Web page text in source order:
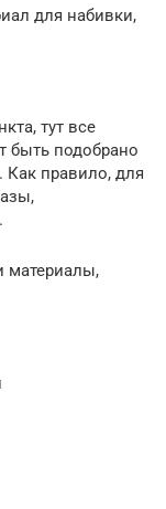
для набивки,
тут все
быть подобрано
Как правило, для
материалы,